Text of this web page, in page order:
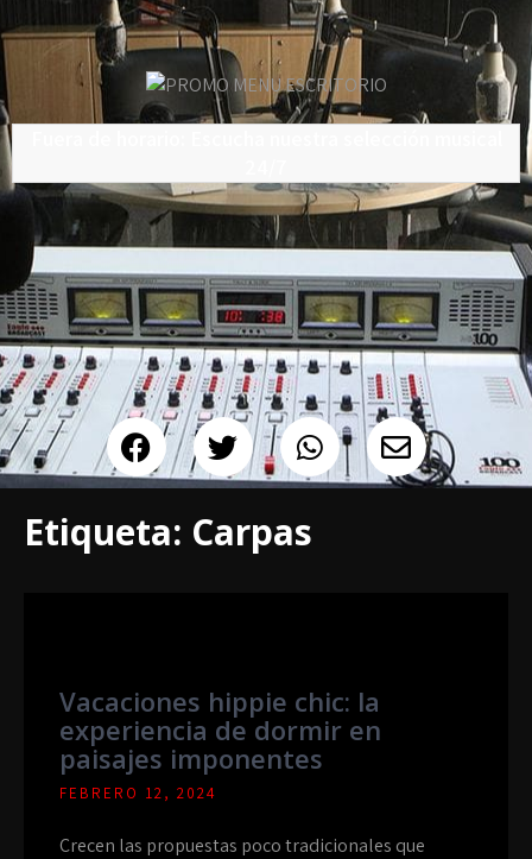
Etiqueta: Carpas
Vacaciones hippie chic: la
experiencia de dormir en
paisajes imponentes
FEBRERO 12, 2024
Crecen las propuestas poco tradicionales que